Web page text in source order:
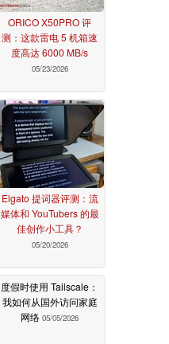
ORICO X50PRO 评
测：这款雷电 5 机箱速
度高达 6000 MB/s
05/23/2026
Elgato 提词器评测：流
媒体和 YouTubers 的最
佳创作小工具？
05/20/2026
度假时使用 Tailscale：
我如何从国外访问家庭
网络 05/05/2026